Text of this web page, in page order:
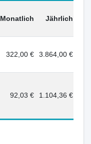
Monatlich Jährlich
322,00 € 3.864,00 €
92,03 € 1.104,36 €